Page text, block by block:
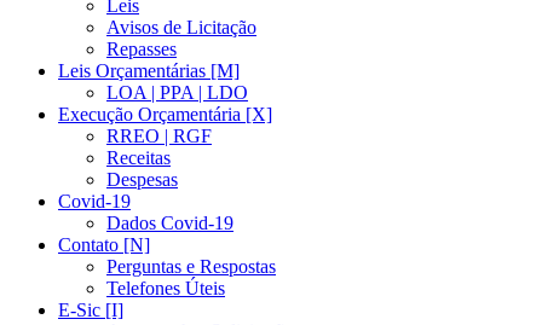
Leis
Avisos de Licitação
Repasses
Leis Orçamentárias [M]
LOA | PPA | LDO
Execução Orçamentária [X]
RREO | RGF
Receitas
Despesas
Covid-19
Dados Covid-19
Contato [N]
Perguntas e Respostas
Telefones Úteis
E-Sic [I]